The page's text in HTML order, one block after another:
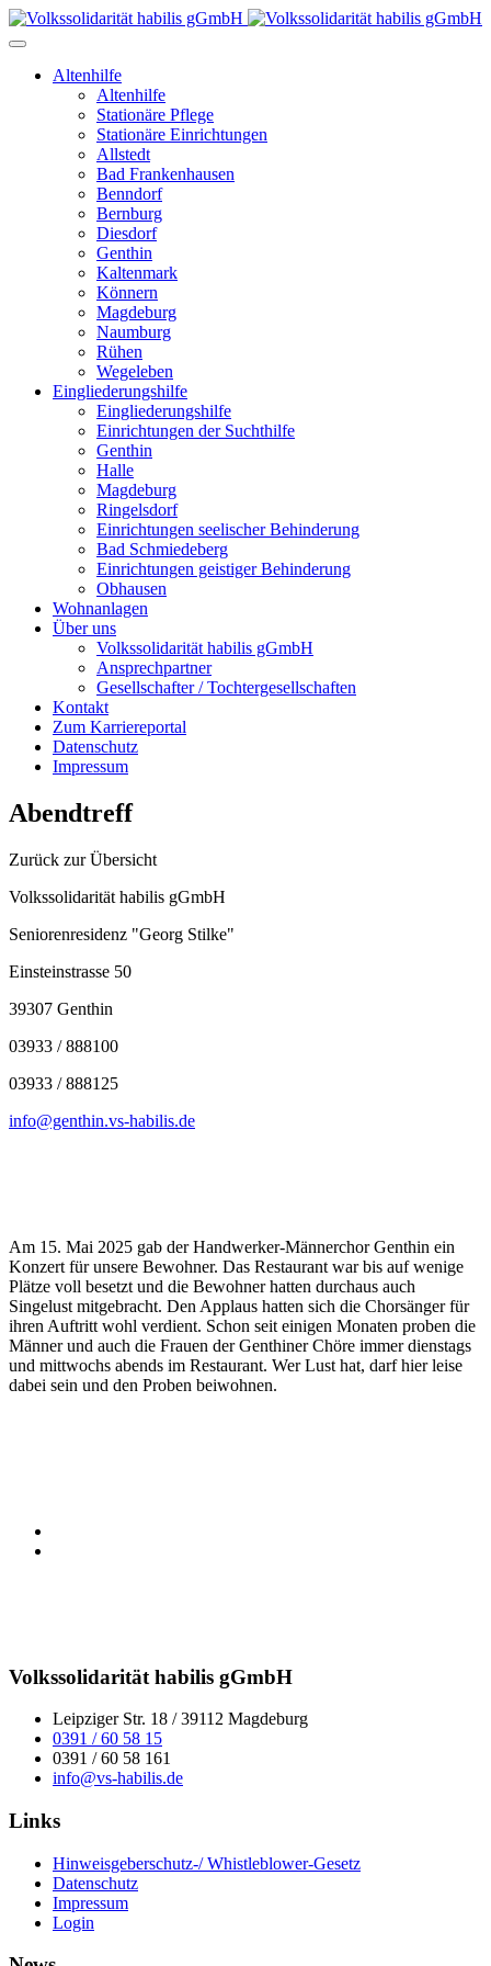
Altenhilfe
Altenhilfe
Stationäre Pflege
Stationäre Einrichtungen
Allstedt
Bad Frankenhausen
Benndorf
Bernburg
Diesdorf
Genthin
Kaltenmark
Könnern
Magdeburg
Naumburg
Rühen
Wegeleben
Eingliederungshilfe
Eingliederungshilfe
Einrichtungen der Suchthilfe
Genthin
Halle
Magdeburg
Ringelsdorf
Einrichtungen seelischer Behinderung
Bad Schmiedeberg
Einrichtungen geistiger Behinderung
Obhausen
Wohnanlagen
Über uns
Volkssolidarität habilis gGmbH
Ansprechpartner
Gesellschafter / Tochtergesellschaften
Kontakt
Zum Karriereportal
Datenschutz
Impressum
Abendtreff
Zurück zur Übersicht
Volkssolidarität habilis gGmbH
Seniorenresidenz "Georg Stilke"
Einsteinstrasse 50
39307 Genthin
03933 / 888100
03933 / 888125
info@genthin.vs-habilis.de
Am 15. Mai 2025 gab der Handwerker-Männerchor Genthin ein
Konzert für unsere Bewohner. Das Restaurant war bis auf wenige
Plätze voll besetzt und die Bewohner hatten durchaus auch
Singelust mitgebracht. Den Applaus hatten sich die Chorsänger für
ihren Auftritt wohl verdient. Schon seit einigen Monaten proben die
Männer und auch die Frauen der Genthiner Chöre immer dienstags
und mittwochs abends im Restaurant. Wer Lust hat, darf hier leise
dabei sein und den Proben beiwohnen.
Volkssolidarität habilis gGmbH
Leipziger Str. 18 / 39112 Magdeburg
0391 / 60 58 15
0391 / 60 58 161
info@vs-habilis.de
Links
Hinweisgeberschutz-/ Whistleblower-Gesetz
Datenschutz
Impressum
Login